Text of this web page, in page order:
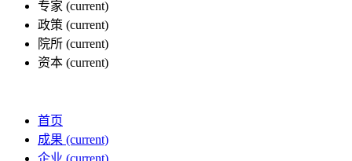
专家 (current)
政策 (current)
院所 (current)
资本 (current)
首页
成果 (current)
企业 (current)